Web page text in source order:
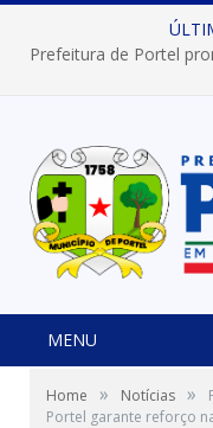
MENU
Home » Notícias »
Portel garante reforço